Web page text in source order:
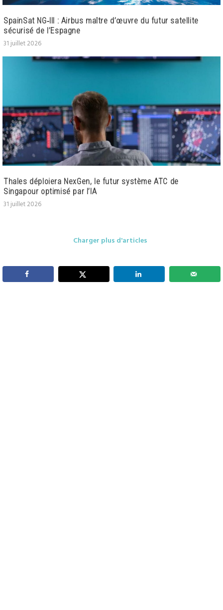
SpainSat NG‑III : Airbus maître d’œuvre du futur satellite
sécurisé de l’Espagne
31 juillet 2026
Thales déploiera NexGen, le futur système ATC de
Singapour optimisé par l’IA
31 juillet 2026
Charger plus d'articles